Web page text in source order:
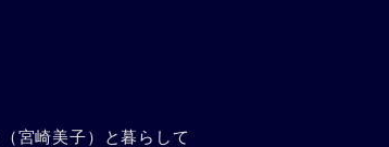
宮崎美子）と暮らして